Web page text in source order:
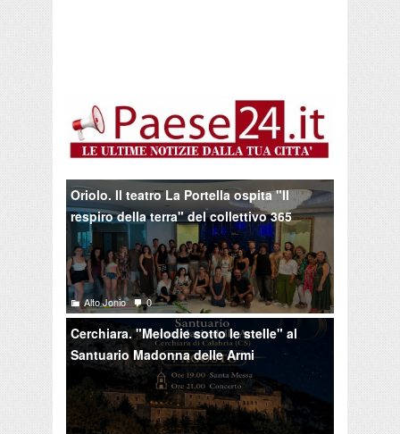
Oriolo. Il teatro La Portella ospita "Il
respiro della terra" del collettivo 365
Alto Jonio 0
Cerchiara. "Melodie sotto le stelle" al
Santuario Madonna delle Armi